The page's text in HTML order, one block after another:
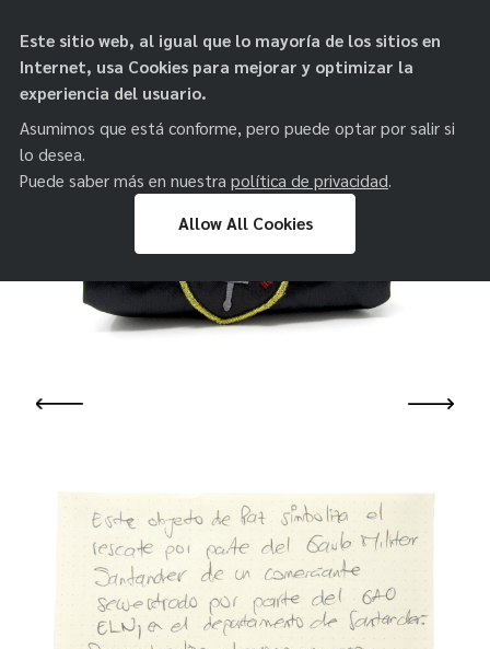
paz
Este sitio web, al igual que lo mayoría de los sitios en
Internet, usa Cookies para mejorar y optimizar la
experiencia del usuario.
Asumimos que está conforme, pero puede optar por salir si
lo desea.
Puede saber más en nuestra política de privacidad.
Allow All Cookies